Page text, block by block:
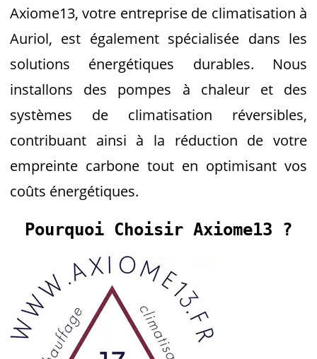
Axiome13, votre entreprise de climatisation à
Auriol, est également spécialisée dans les
solutions énergétiques durables. Nous
installons des pompes à chaleur et des
systèmes de climatisation réversibles,
contribuant ainsi à la réduction de votre
empreinte carbone tout en optimisant vos
coûts énergétiques.
Pourquoi Choisir Axiome13 ?